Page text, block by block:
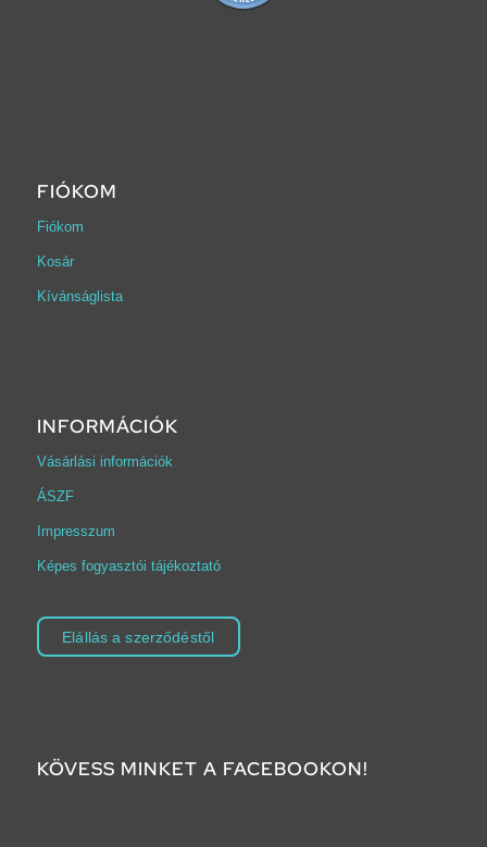
FIÓKOM
Fiókom
Kosár
Kívánságlista
INFORMÁCIÓK
Vásárlási információk
ÁSZF
Impresszum
Képes fogyasztói tájékoztató
Elállás a szerződéstől
KÖVESS MINKET A FACEBOOKON!